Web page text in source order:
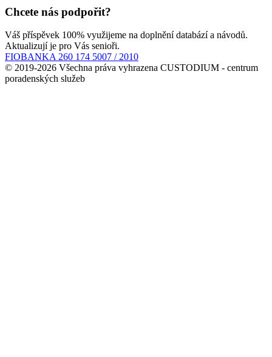
Chcete nás podpořit?
Váš příspěvek 100% využijeme na doplnění databází a návodů.
Aktualizují je pro Vás senioři.
FIOBANKA 260 174 5007 / 2010
© 2019-2026 Všechna práva vyhrazena CUSTODIUM - centrum
poradenských služeb